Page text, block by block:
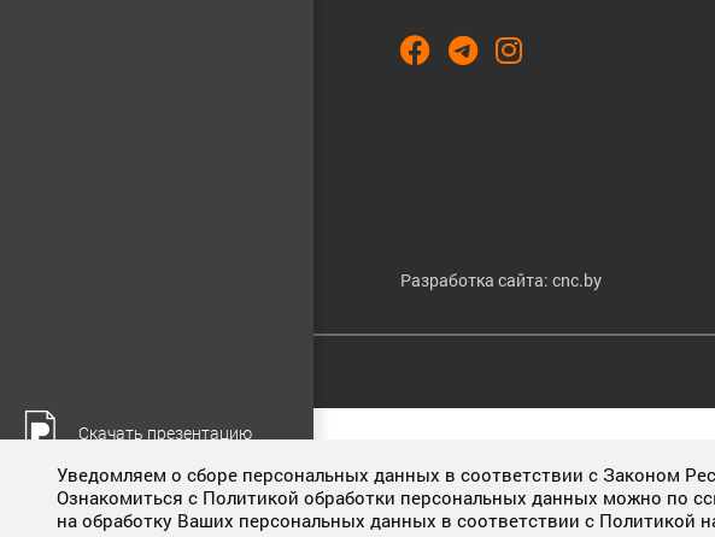
Скачать презентацию
Смотреть видеофильм
Уведомляем о сборе персональных данных в соответствии с Законом
Ознакомиться с Политикой обработки персональных данных можно по
на обработку Ваших персональных данных в соответствии с Политикой
Разработка сайта: cnc.by
Cookies & Privacy
Cookies enable you to use shopping carts and to personalize your experience on
web searches, and give us insights into user behavior so we can improve our
Accept Cookies Customise Cookies